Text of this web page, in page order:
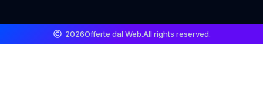
2026Offerte dal Web.All rights reserved.